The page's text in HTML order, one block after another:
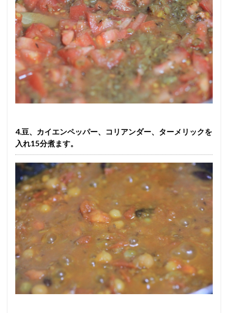
4.豆、カイエンペッパー、コリアンダー、ターメリックを
入れ15分煮ます。